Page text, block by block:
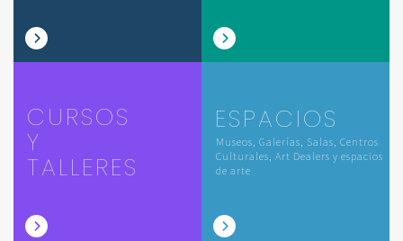
CURSOS
Y
TALLERES
ESPACIOS
Museos, Galerías, Salas, Centros
Culturales, Art Dealers y espacios
de arte